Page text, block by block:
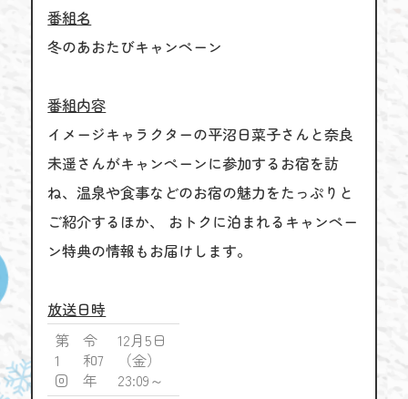
番組名
冬のあおたびキャンペーン
番組内容
イメージキャラクターの平沼日菜子さんと奈良
未遥さんがキャンペーンに参加するお宿を訪
ね、温泉や食事などのお宿の魅力をたっぷりと
ご紹介するほか、 おトクに泊まれるキャンペー
ン特典の情報もお届けします。
放送日時
第
1
回
令
和7
年
12月5日
（金）
23:09～